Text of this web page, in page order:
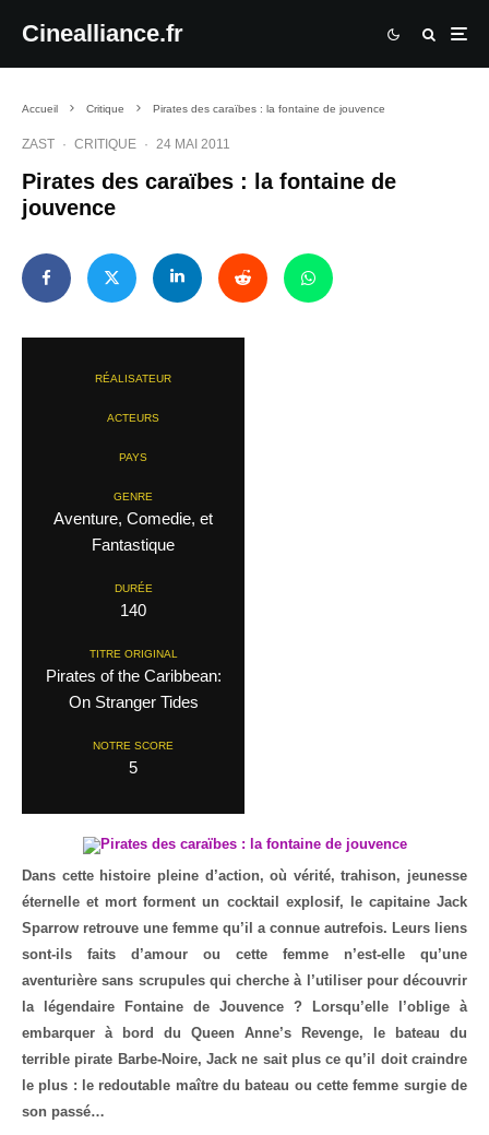
Cinealliance.fr
Accueil Critique Pirates des caraïbes : la fontaine de jouvence
ZAST · CRITIQUE · 24 MAI 2011
Pirates des caraïbes : la fontaine de
jouvence
RÉALISATEUR
ACTEURS
PAYS
GENRE
Aventure, Comedie, et
Fantastique
DURÉE
140
TITRE ORIGINAL
Pirates of the Caribbean:
On Stranger Tides
NOTRE SCORE
5
Dans cette histoire pleine d’action, où vérité, trahison, jeunesse
éternelle et mort forment un cocktail explosif, le capitaine Jack
Sparrow retrouve une femme qu’il a connue autrefois. Leurs liens
sont-ils faits d’amour ou cette femme n’est-elle qu’une
aventurière sans scrupules qui cherche à l’utiliser pour découvrir
la légendaire Fontaine de Jouvence ? Lorsqu’elle l’oblige à
embarquer à bord du Queen Anne’s Revenge, le bateau du
terrible pirate Barbe-Noire, Jack ne sait plus ce qu’il doit craindre
le plus : le redoutable maître du bateau ou cette femme surgie de
son passé…